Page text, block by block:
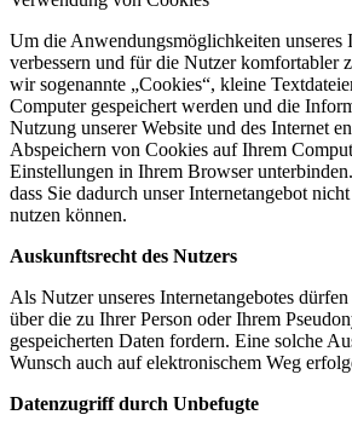
Um die Anwendungsmöglichkeiten unseres
verbessern und für die Nutzer komfortabler
wir sogenannte „Cookies“, kleine
Computer gespeichert werden und die
Nutzung unserer Website und des Internet
Abspeichern von Cookies auf Ihrem
Einstellungen in Ihrem Browser
dass Sie dadurch unser Internetangebot
nutzen können.
Auskunftsrecht des Nutzers
Als Nutzer unseres Internetangebotes
über die zu Ihrer Person oder Ihrem
gespeicherten Daten fordern. Eine solche
Wunsch auch auf elektronischem Weg
Datenzugriff durch Unbefugte